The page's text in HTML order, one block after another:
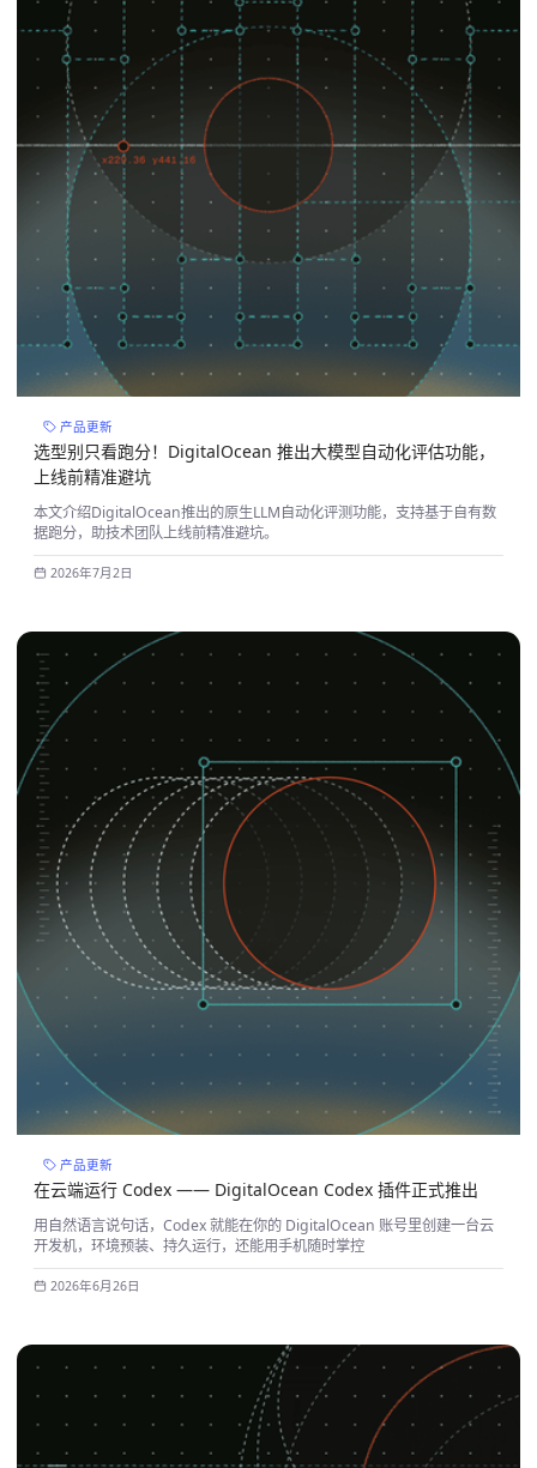
产品更新
选型别只看跑分！DigitalOcean 推出大模型自动化评估功能，
上线前精准避坑
本文介绍DigitalOcean推出的原生LLM自动化评测功能，支持基于自有数
据跑分，助技术团队上线前精准避坑。
2026年7月2日
产品更新
在云端运行 Codex —— DigitalOcean Codex 插件正式推出
用自然语言说句话，Codex 就能在你的 DigitalOcean 账号里创建一台云
开发机，环境预装、持久运行，还能用手机随时掌控
2026年6月26日